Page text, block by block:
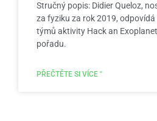
Stručný popis: Didier Queloz,
za fyziku za rok 2019,
týmů aktivity Hack an
pořadu.
PŘEČTĚTE SI VÍCE "